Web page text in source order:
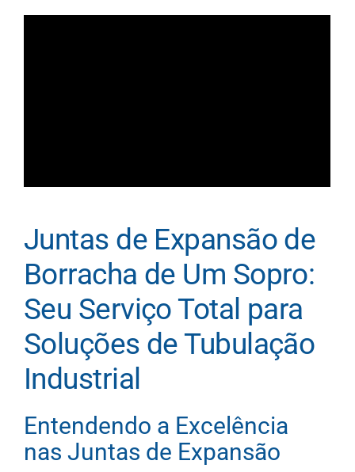
Juntas de Expansão de
Borracha de Um Sopro:
Seu Serviço Total para
Soluções de Tubulação
Industrial
Entendendo a Excelência
nas Juntas de Expansão